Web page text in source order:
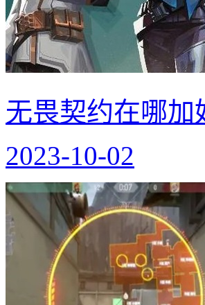
无畏契约在哪
2023-10-02